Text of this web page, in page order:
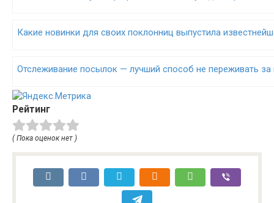
Какие новинки для своих поклонниц выпустила
Отслеживание посылок — лучший способ не переживать за
Рейтинг
( Пока оценок нет )